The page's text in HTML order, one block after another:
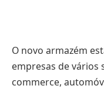
O novo armazém
empresas de vários
commerce,